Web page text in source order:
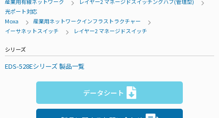
光ポート対応
Moxa
産業用ネットワークインフラストラクチャー
イーサネットスイッチ
レイヤー2 マネージドスイッチ
シリーズ
EDS-528Eシリーズ 製品一覧
データシート